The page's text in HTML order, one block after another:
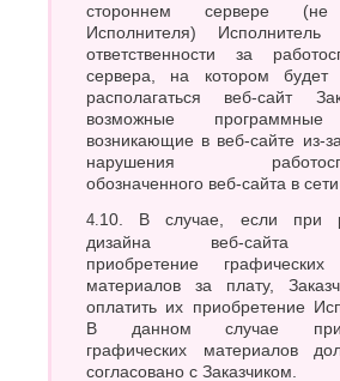
стороннем сервере (не
Исполнителя)
ответственности за
сервера, на котором будет
располагаться веб-сайт
возможные
возникающие в веб-сайте из-
нарушения
обозначенного веб-сайта в
4.10. В случае, если при разработке
дизайна веб-сайта
приобретение
материалов за плату,
оплатить их приобретение
В данном случае
графических материалов
согласовано с Заказчиком.